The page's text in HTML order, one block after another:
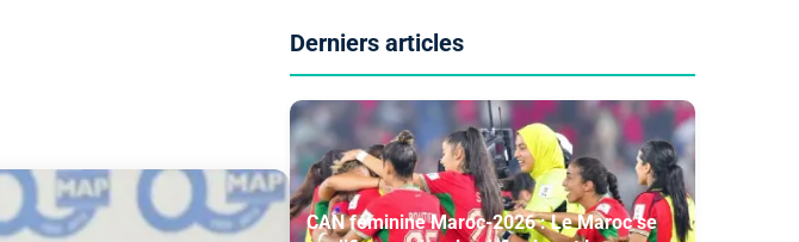
Derniers articles
CAN féminine Maroc-2026 : Le Maroc se